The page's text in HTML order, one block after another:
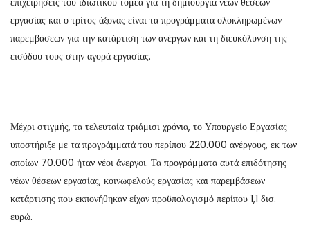
εργασίας και ο τρίτος άξονας είναι τα προγράμματα ολοκληρωμένων
παρεμβάσεων για την κατάρτιση των ανέργων και τη διευκόλυνση της
εισόδου τους στην αγορά εργασίας.
Μέχρι στιγμής, τα τελευταία τριάμισι χρόνια, το Υπουργείο Εργασίας
υποστήριξε με τα προγράμματά του περίπου 220.000 ανέργους, εκ των
οποίων 70.000 ήταν νέοι άνεργοι. Τα προγράμματα αυτά επιδότησης
νέων θέσεων εργασίας, κοινωφελούς εργασίας και παρεμβάσεων
κατάρτισης που εκπονήθηκαν είχαν προϋπολογισμό περίπου 1,1 δισ.
ευρώ.